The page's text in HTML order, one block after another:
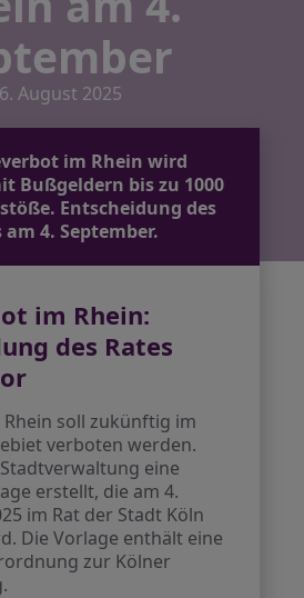
August 2025
im Rhein wird
Bußgeldern bis zu 1000
Entscheidung des
am 4. September.
im Rhein:
des Rates
Rhein soll zukünftig im
verboten werden.
eine
erstellt, die am 4.
im Rat der Stadt Köln
Die Vorlage enthält eine
zur Kölner